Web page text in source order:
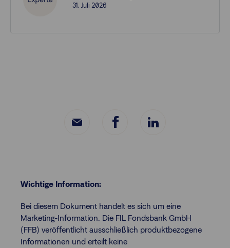
31. Juli 2026
Wichtige Information:
Bei diesem Dokument handelt es sich um eine
Marketing-Information. Die FIL Fondsbank GmbH
(FFB) veröffentlicht ausschließlich produktbezogene
Informationen und erteilt keine